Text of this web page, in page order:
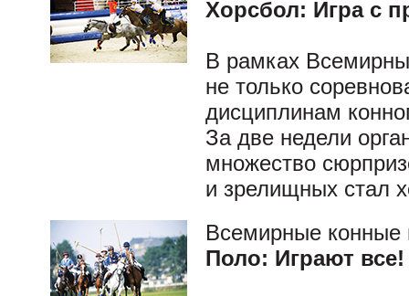
Хорсбол: Игра с
В рамках
не только
дисциплинам
За две недели
множество
и зрелищных стал
Всемирные конные
Поло: Играют все!